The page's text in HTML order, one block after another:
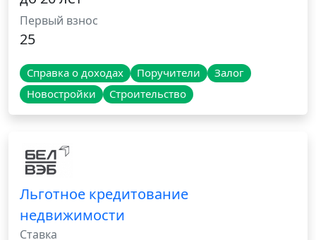
Первый взнос
25
Справка о доходах Поручители
Залог
Новостройки
Строительство
Льготное кредитование
недвижимости
Ставка